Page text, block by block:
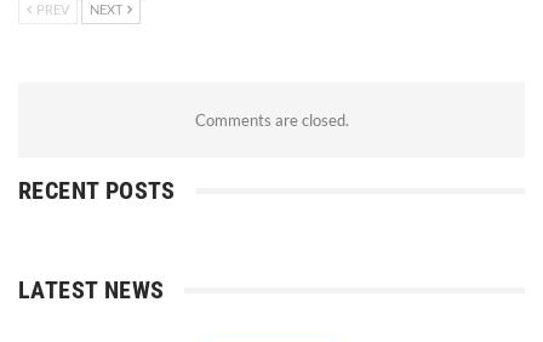
PREV NEXT
Comments are closed.
RECENT POSTS
LATEST NEWS